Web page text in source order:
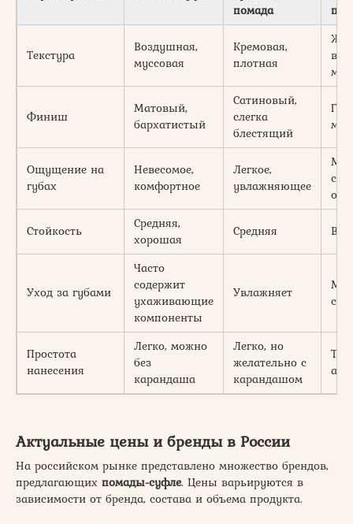
помада
Текстура
Воздушная,
муссовая
Кремовая,
плотная
Финиш
Матовый,
бархатистый
Сатиновый,
слегка
блестящий
Ощущение на
губах
Невесомое,
комфортное
Легкое,
увлажняющее
Стойкость
Средняя,
хорошая
Средняя
Уход за губами
Часто
содержит
ухаживающие
компоненты
Увлажняет
Простота
нанесения
Легко, можно
без
карандаша
Легко, но
желательно с
карандашом
Актуальные цены и бренды в России
На российском рынке представлено множество брендов,
предлагающих помады-суфле. Цены варьируются в
зависимости от бренда, состава и объема продукта.